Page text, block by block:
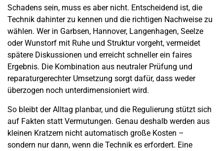
Schadens sein, muss es aber nicht. Entscheidend ist, die
Technik dahinter zu kennen und die richtigen Nachweise zu
wählen. Wer in Garbsen, Hannover, Langenhagen, Seelze
oder Wunstorf mit Ruhe und Struktur vorgeht, vermeidet
spätere Diskussionen und erreicht schneller ein faires
Ergebnis. Die Kombination aus neutraler Prüfung und
reparaturgerechter Umsetzung sorgt dafür, dass weder
überzogen noch unterdimensioniert wird.
So bleibt der Alltag planbar, und die Regulierung stützt sich
auf Fakten statt Vermutungen. Genau deshalb werden aus
kleinen Kratzern nicht automatisch große Kosten –
sondern nur dann, wenn die Technik es erfordert. Eine